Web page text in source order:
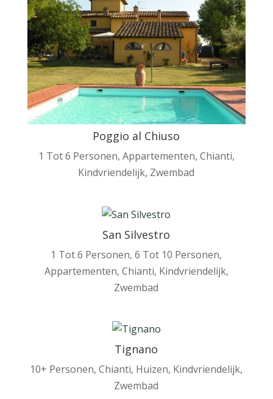
Poggio al Chiuso
1 Tot 6 Personen, Appartementen, Chianti,
Kindvriendelijk, Zwembad
San Silvestro
1 Tot 6 Personen,6 Tot 10 Personen,
Appartementen, Chianti, Kindvriendelijk,
Zwembad
Tignano
10+ Personen,Chianti, Huizen, Kindvriendelijk,
Zwembad